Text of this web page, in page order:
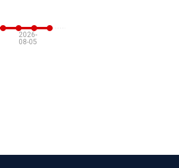
2026-
08-05